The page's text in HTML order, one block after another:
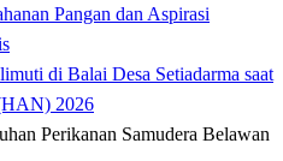
Pangan dan Aspirasi
di Balai Desa Setiadarma saat
2026